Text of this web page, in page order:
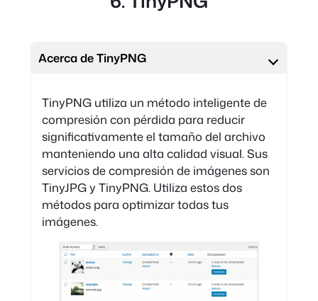
Acerca de TinyPNG
TinyPNG utiliza un método inteligente de
compresión con pérdida para reducir
significativamente el tamaño del archivo
manteniendo una alta calidad visual. Sus
servicios de compresión de imágenes son
TinyJPG y TinyPNG. Utiliza estos dos
métodos para optimizar todas tus
imágenes.